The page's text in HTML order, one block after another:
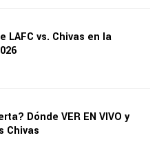
LAFC vs. Chivas en la
Dónde VER EN VIVO y
Chivas